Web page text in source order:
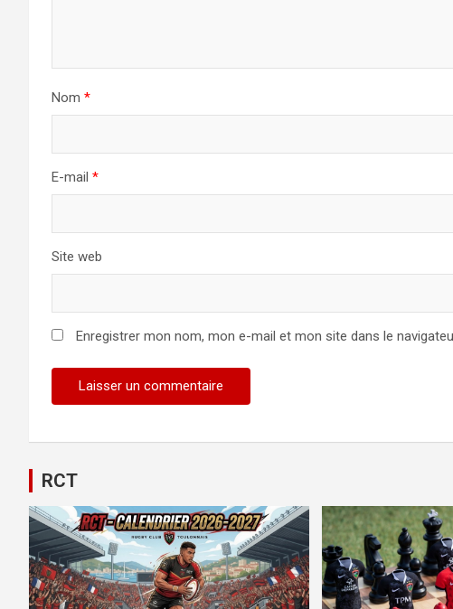
Nom *
E-mail *
Site web
Enregistrer mon nom, mon e-mail et mon site dans le
RCT